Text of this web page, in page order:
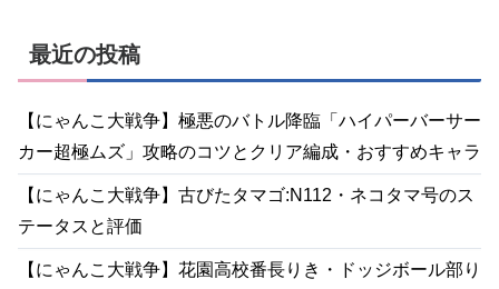
最近の投稿
【にゃんこ大戦争】極悪のバトル降臨「ハイパーバーサー
カー超極ムズ」攻略のコツとクリア編成・おすすめキャラ
【にゃんこ大戦争】古びたタマゴ:N112・ネコタマ号のス
テータスと評価
【にゃんこ大戦争】花園高校番長りき・ドッジボール部り